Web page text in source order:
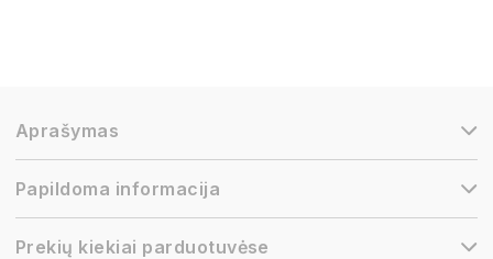
Aprašymas
Papildoma informacija
Prekių kiekiai parduotuvėse